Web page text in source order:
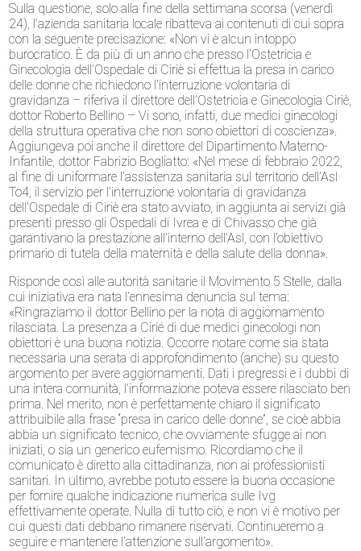
Sulla questione, solo alla fine della settimana scorsa (venerdì
24), l’azienda sanitaria locale ribatteva ai contenuti di cui sopra
con la seguente precisazione: «Non vi è alcun intoppo
burocratico. È da più di un anno che presso l’Ostetricia e
Ginecologia dell’Ospedale di Ciriè si effettua la presa in carico
delle donne che richiedono l’interruzione volontaria di
gravidanza – riferiva il direttore dell’Ostetricia e Ginecologia Ciriè,
dottor Roberto Bellino – Vi sono, infatti, due medici ginecologi
della struttura operativa che non sono obiettori di coscienza».
Aggiungeva poi anche il direttore del Dipartimento Materno-
Infantile, dottor Fabrizio Bogliatto: «Nel mese di febbraio 2022,
al fine di uniformare l’assistenza sanitaria sul territorio dell’Asl
To4, il servizio per l’interruzione volontaria di gravidanza
dell’Ospedale di Ciriè era stato avviato, in aggiunta ai servizi già
presenti presso gli Ospedali di Ivrea e di Chivasso che già
garantivano la prestazione all’interno dell’Asl, con l’obiettivo
primario di tutela della maternità e della salute della donna».
Risponde così alle autorità sanitarie il Movimento 5 Stelle, dalla
cui iniziativa era nata l’ennesima denuncia sul tema:
«Ringraziamo il dottor Bellino per la nota di aggiornamento
rilasciata. La presenza a Cirié di due medici ginecologi non
obiettori è una buona notizia. Occorre notare come sia stata
necessaria una serata di approfondimento (anche) su questo
argomento per avere aggiornamenti. Dati i pregressi e i dubbi di
una intera comunità, l’informazione poteva essere rilasciato ben
prima. Nel merito, non è perfettamente chiaro il significato
attribuibile alla frase “presa in carico delle donne”, se cioè abbia
abbia un significato tecnico, che ovviamente sfugge ai non
iniziati, o sia un generico eufemismo. Ricordiamo che il
comunicato è diretto alla cittadinanza, non ai professionisti
sanitari. In ultimo, avrebbe potuto essere la buona occasione
per fornire qualche indicazione numerica sulle Ivg
effettivamente operate. Nulla di tutto ciò, e non vi è motivo per
cui questi dati debbano rimanere riservati. Continueremo a
seguire e mantenere l’attenzione sull’argomento».